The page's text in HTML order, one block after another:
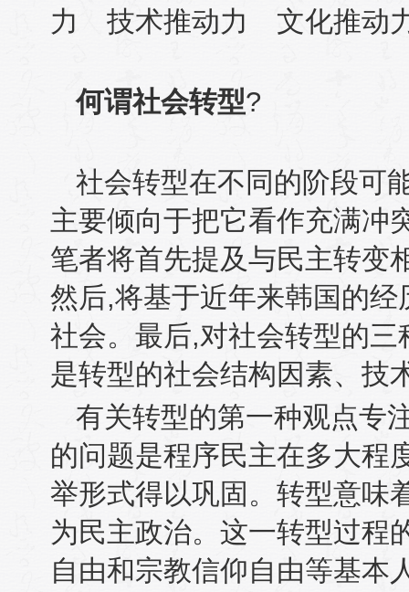
力 技术推动力 文化推动
何谓社会转型?
社会转型在不同的阶段可
主要倾向于把它看作充满冲
笔者将首先提及与民主转变
然后,将基于近年来韩国的经
社会。最后,对社会转型的三
是转型的社会结构因素、技
有关转型的第一种观点专
的问题是程序民主在多大程
举形式得以巩固。转型意味
为民主政治。这一转型过程
自由和宗教信仰自由等基本